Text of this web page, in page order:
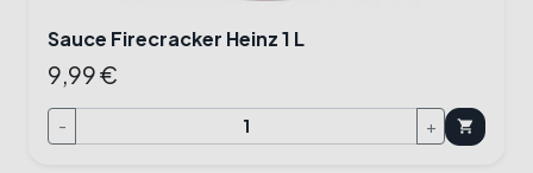
Sauce Firecracker Heinz 1 L
9,99 €
- + shopping_cart